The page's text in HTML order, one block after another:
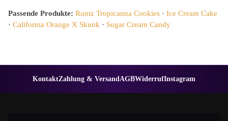
Passende Produkte: Runtz Tropicanna Cookies · Ice Cream Cake
· California Orange X Skunk · Sugar Cream Candy
KontaktZahlung & VersandAGBWiderrufInstagram